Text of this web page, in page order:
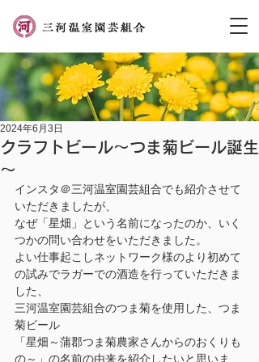
クラフトビール～つま菊ビール誕生
～
2024年6月3日
インスタ＠三河温室園芸組合でも紹介させて
いただきましたが、
なぜ「星畑」という名前になったのか、いく
つかの問い合わせをいただきました。
よい仕事起こしネットワーク様のより初めて
の試みでラガーでの酒造を行っていただきま
した、
三河温室園芸組合のつま菊を使用した、つま
菊ビール
「星畑～蒲郡つま菊農家さんからのおくりも
の～」の名前の由来を紹介したいと思いま